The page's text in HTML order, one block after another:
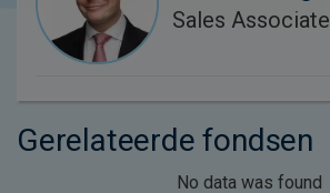
Sales Associate
Gerelateerde fondsen
No data was found